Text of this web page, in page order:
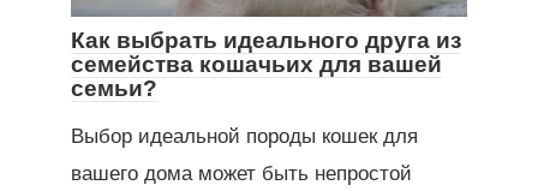
Как выбрать идеального друга из
семейства кошачьих для вашей
семьи?
Выбор идеальной породы кошек для
вашего дома может быть непростой